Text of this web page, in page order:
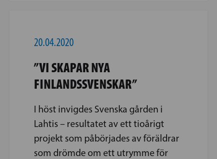
20.04.2020
”VI SKAPAR NYA
FINLANDSSVENSKAR”
I höst invigdes Svenska ­gården i
Lahtis – resultatet av ett tioårigt
projekt som påbörjades av föräldrar
som drömde om ett utrymme för